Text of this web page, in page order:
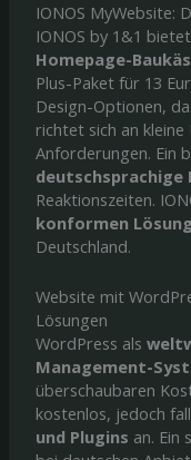
IONOS MyWebsite:
IONOS by 1&1
Homepage-
Plus-Paket für 13
Design-Optionen,
richtet sich an
Anforderungen. Ein
deutschsprachige
Reaktionszeiten.
konformen
Deutschland.
Website mit
Lösungen
WordPress als
Management-
überschaubaren
kostenlos, jedoch
und Plugins an.